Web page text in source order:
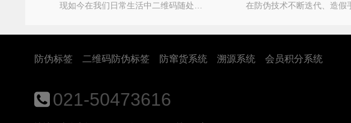
现如今在我们日常生活中二维码随处可见，当然二维码防伪营销系统是以防伪二维码为流量入口，它将
防伪标签 二维码防伪标签 防窜货系统 溯源系统 会员积分系统
021-50473616